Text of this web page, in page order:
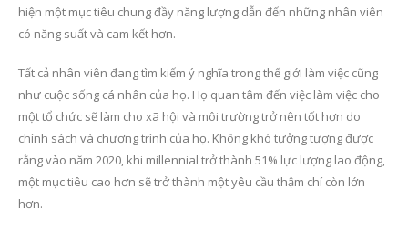
hiện một mục tiêu chung đầy năng lượng dẫn đến những nhân viên
có năng suất và cam kết hơn.
Tất cả nhân viên đang tìm kiếm ý nghĩa trong thế giới làm việc cũng
như cuộc sống cá nhân của họ. Họ quan tâm đến việc làm việc cho
một tổ chức sẽ làm cho xã hội và môi trường trở nên tốt hơn do
chính sách và chương trình của họ. Không khó tưởng tượng được
rằng vào năm 2020, khi millennial trở thành 51% lực lượng lao động,
một mục tiêu cao hơn sẽ trở thành một yêu cầu thậm chí còn lớn
hơn.